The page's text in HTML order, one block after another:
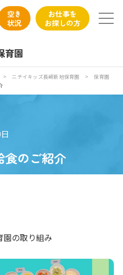
育園
空き
状況
お仕事を
お探しの方
> ニチイキッズ長崎新地保育園 >
保育園
食のご紹介
園の取り組み